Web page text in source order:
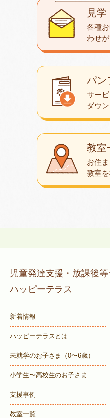
教室
お住
教室を
パン
サー
ダウ
見
各種
わせが
児童発達支援・放課後
ハッピーテラス
新着情報
ハッピーテラスとは
未就学のお子さま （0〜6歳）
小学生〜高校生のお子さま
支援事例
教室一覧